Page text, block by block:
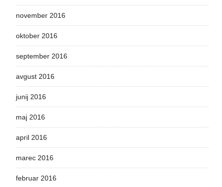
november 2016
oktober 2016
september 2016
avgust 2016
junij 2016
maj 2016
april 2016
marec 2016
februar 2016